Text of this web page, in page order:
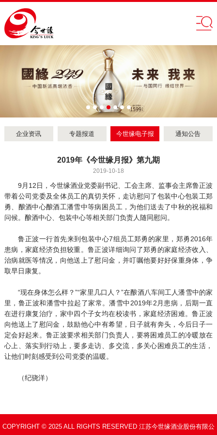
企业资讯 专题报道 今世缘电子报 通知公告
2019年《今世缘月报》第九期
2019-10-18
9月12日，今世缘酒业党委副书记、工会主席、监事会主席鲁正波
带着公司党委及全体员工的真切关怀，走访慰问了包装中心包装工郑
勇、酿酒中心酿酒工潘雪中等病困员工，为他们送去了中秋的祝福和
问候。酿酒中心、包装中心等相关部门负责人随同慰问。
鲁正波一行首先来到包装中心7组员工郑勇的家里，郑勇2016年
患病，家庭经济负担较重。鲁正波详细询问了郑勇的家庭经济收入、
治病就医等情况，向他送上了慰问金，并叮嘱他要好好保重身体，争
取早日康复。
“现在身体怎么样？”“家里几口人？”在酿酒八车间工人潘雪中的家
里，鲁正波和潘雪中拉起了家常。潘雪中2019年2月患病，后期一直
在进行康复治疗，家中四个子女均在校读书，家庭经济困难。鲁正波
向他送上了慰问金，鼓励他心中有希望，日子就有奔头，今后日子一
定会好起来。鲁正波要求相关部门负责人，要将困难员工的冷暖放在
心上、落实到行动上，要多走访、多交流，多关心困难员工的生活，
让他们时刻感受到公司党委的温暖。
（纪骁洋）
COPYRIGHT © 2025 ALL RIGHTS RESERVED 江苏今世缘酒业股份有限公